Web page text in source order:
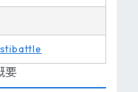
要